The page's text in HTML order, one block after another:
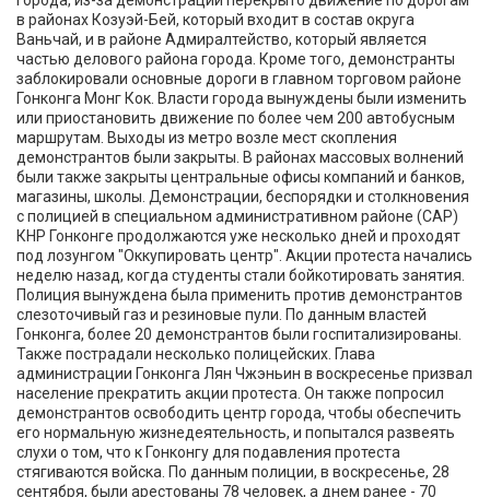
в районах Козуэй-Бей, который входит в состав округа
Ваньчай, и в районе Адмиралтейство, который является
частью делового района города. Кроме того, демонстранты
заблокировали основные дороги в главном торговом районе
Гонконга Монг Кок. Власти города вынуждены были изменить
или приостановить движение по более чем 200 автобусным
маршрутам. Выходы из метро возле мест скопления
демонстрантов были закрыты. В районах массовых волнений
были также закрыты центральные офисы компаний и банков,
магазины, школы. Демонстрации, беспорядки и столкновения
с полицией в специальном административном районе (САР)
КНР Гонконге продолжаются уже несколько дней и проходят
под лозунгом "Оккупировать центр". Акции протеста начались
неделю назад, когда студенты стали бойкотировать занятия.
Полиция вынуждена была применить против демонстрантов
слезоточивый газ и резиновые пули. По данным властей
Гонконга, более 20 демонстрантов были госпитализированы.
Также пострадали несколько полицейских. Глава
администрации Гонконга Лян Чжэньин в воскресенье призвал
население прекратить акции протеста. Он также попросил
демонстрантов освободить центр города, чтобы обеспечить
его нормальную жизнедеятельность, и попытался развеять
слухи о том, что к Гонконгу для подавления протеста
стягиваются войска. По данным полиции, в воскресенье, 28
сентября, были арестованы 78 человек, а днем ранее - 70